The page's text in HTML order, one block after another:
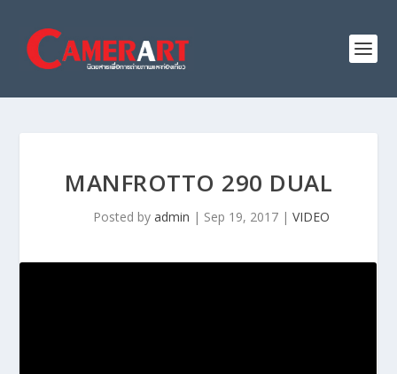
MANFROTTO 290 DUAL
Posted by admin | Sep 19, 2017| VIDEO